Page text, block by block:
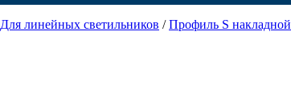
Для линейных светильников /Профиль S накладной